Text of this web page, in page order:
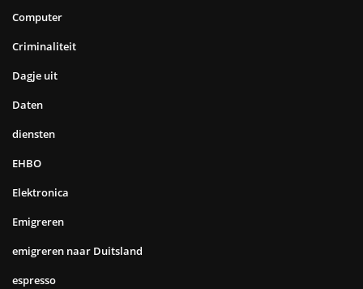
Computer
Criminaliteit
Dagje uit
Daten
diensten
EHBO
Elektronica
Emigreren
emigreren naar Duitsland
espresso